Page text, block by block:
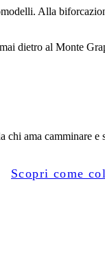
Alla
dietro al Monte
chi ama camminare
Scopri come